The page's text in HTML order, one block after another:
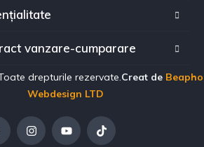
vanzare-cumparare
drepturile rezervate.Creat de
Webdesign LTD